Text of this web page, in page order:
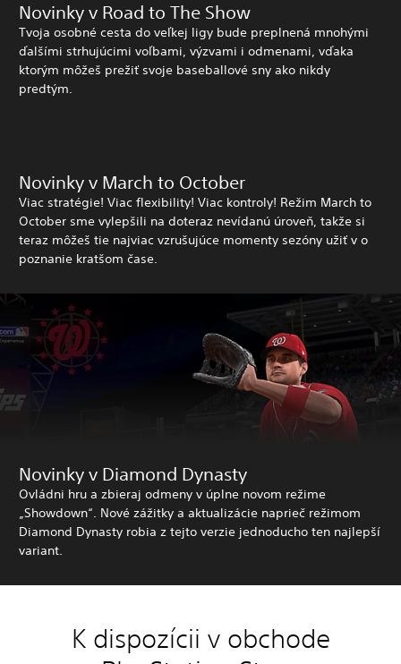
Novinky v Road to The Show
Tvoja osobné cesta do veľkej ligy bude preplnená mnohými
ďalšími strhujúcimi voľbami, výzvami i odmenami, vďaka
ktorým môžeš prežiť svoje baseballové sny ako nikdy
predtým.
Novinky v March to October
Viac stratégie! Viac flexibility! Viac kontroly! Režim March to
October sme vylepšili na doteraz nevídanú úroveň, takže si
teraz môžeš tie najviac vzrušujúce momenty sezóny užiť v o
poznanie kratšom čase.
Novinky v Diamond Dynasty
Ovládni hru a zbieraj odmeny v úplne novom režime
„Showdown“. Nové zážitky a aktualizácie naprieč režimom
Diamond Dynasty robia z tejto verzie jednoducho ten najlepší
variant.
K dispozícii v obchode